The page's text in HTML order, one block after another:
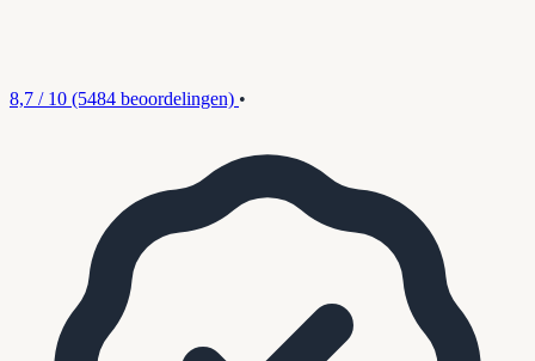
8,7 / 10 (5484 beoordelingen) •